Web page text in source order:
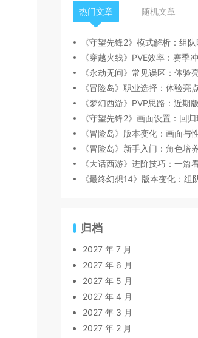
热门文章 随机文章
《冒险岛》职业选择：体验亮
《冒险岛》版本变化：画面与
《冒险岛》新手入门：角色培
《大话西游》进阶技巧：一篇
归档
2027 年 7 月
2027 年 6 月
2027 年 5 月
2027 年 4 月
2027 年 3 月
2027 年 2 月